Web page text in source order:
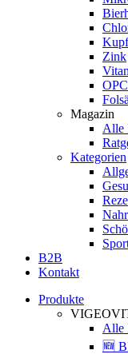
Zink
OPC
Magazin
Alle
Kategorien
B2B
Kontakt
Produkte
Alle
🆕